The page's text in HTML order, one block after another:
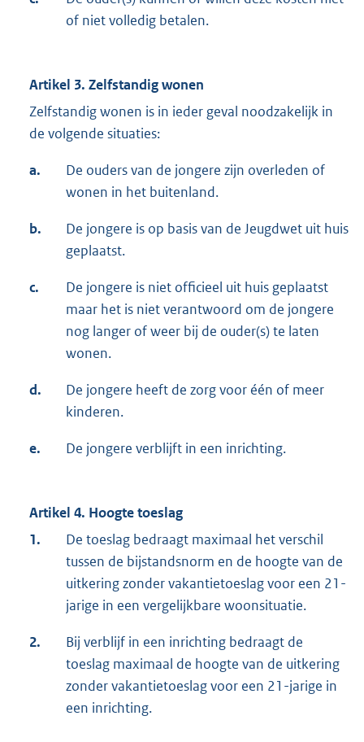
of niet volledig betalen.
Artikel 3. Zelfstandig wonen
Zelfstandig wonen is in ieder geval noodzakelijk in
de volgende situaties:
a.
De ouders van de jongere zijn overleden of
wonen in het buitenland.
b.
De jongere is op basis van de Jeugdwet uit huis
geplaatst.
c.
De jongere is niet officieel uit huis geplaatst
maar het is niet verantwoord om de jongere
nog langer of weer bij de ouder(s) te laten
wonen.
d.
De jongere heeft de zorg voor één of meer
kinderen.
e. De jongere verblijft in een inrichting.
Artikel 4. Hoogte toeslag
1.
De toeslag bedraagt maximaal het verschil
tussen de bijstandsnorm en de hoogte van de
uitkering zonder vakantietoeslag voor een 21-
jarige in een vergelijkbare woonsituatie.
2.
Bij verblijf in een inrichting bedraagt de
toeslag maximaal de hoogte van de uitkering
zonder vakantietoeslag voor een 21-jarige in
een inrichting.